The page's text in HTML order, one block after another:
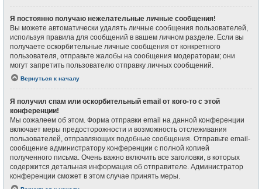
Я постоянно получаю нежелательные личные сообщения!
Вы можете автоматически удалять личные сообщения пользователей,
используя правила для сообщений в вашем личном разделе. Если вы
получаете оскорбительные личные сообщения от конкретного
пользователя, отправьте жалобы на сообщения модераторам; они
могут запретить пользователю отправку личных сообщений.
Вернуться к началу
Я получил спам или оскорбительный email от кого-то с этой
конференции!
Мы сожалеем об этом. Форма отправки email на данной конференции
включает меры предосторожности и возможность отслеживания
пользователей, отправляющих подобные сообщения. Отправьте email-
сообщение администратору конференции с полной копией
полученного письма. Очень важно включить все заголовки, в которых
содержится детальная информация об отправителе. Администратор
конференции сможет в этом случае принять меры.